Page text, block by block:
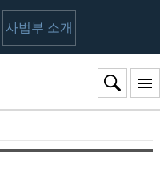
사법부 소개